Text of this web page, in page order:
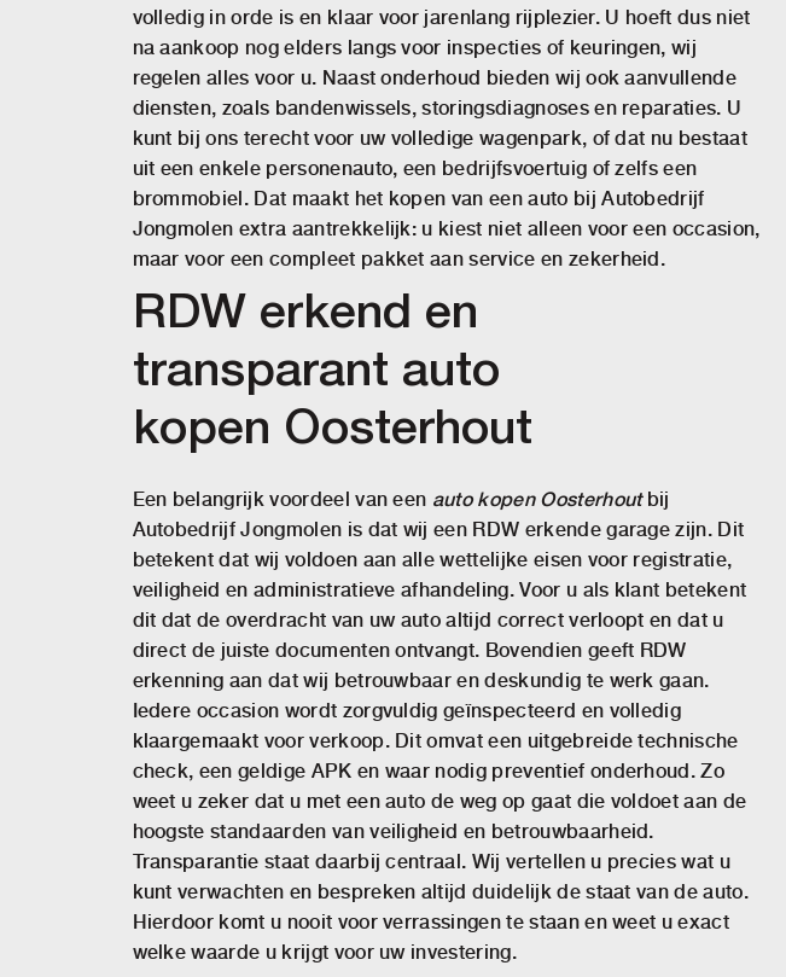
volledig in orde is en klaar voor jarenlang rijplezier. U hoeft dus niet
na aankoop nog elders langs voor inspecties of keuringen, wij
regelen alles voor u. Naast onderhoud bieden wij ook aanvullende
diensten, zoals bandenwissels, storingsdiagnoses en reparaties. U
kunt bij ons terecht voor uw volledige wagenpark, of dat nu bestaat
uit een enkele personenauto, een bedrijfsvoertuig of zelfs een
brommobiel. Dat maakt het kopen van een auto bij Autobedrijf
Jongmolen extra aantrekkelijk: u kiest niet alleen voor een occasion,
maar voor een compleet pakket aan service en zekerheid.
RDW erkend en
transparant auto
kopen Oosterhout
Een belangrijk voordeel van een auto kopen Oosterhoutbij
Autobedrijf Jongmolen is dat wij een RDW erkende garage zijn. Dit
betekent dat wij voldoen aan alle wettelijke eisen voor registratie,
veiligheid en administratieve afhandeling. Voor u als klant betekent
dit dat de overdracht van uw auto altijd correct verloopt en dat u
direct de juiste documenten ontvangt. Bovendien geeft RDW
erkenning aan dat wij betrouwbaar en deskundig te werk gaan.
Iedere occasion wordt zorgvuldig geïnspecteerd en volledig
klaargemaakt voor verkoop. Dit omvat een uitgebreide technische
check, een geldige APK en waar nodig preventief onderhoud. Zo
weet u zeker dat u met een auto de weg op gaat die voldoet aan de
hoogste standaarden van veiligheid en betrouwbaarheid.
Transparantie staat daarbij centraal. Wij vertellen u precies wat u
kunt verwachten en bespreken altijd duidelijk de staat van de auto.
Hierdoor komt u nooit voor verrassingen te staan en weet u exact
welke waarde u krijgt voor uw investering.